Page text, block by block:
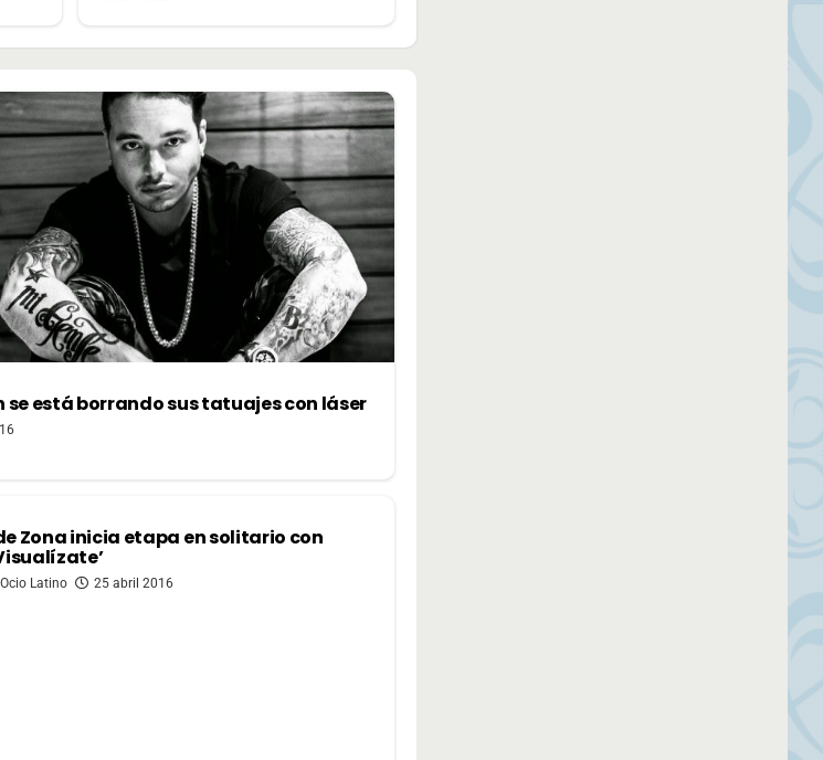
se está borrando sus tatuajes con láser
Zona inicia etapa en solitario con
Latino 25 abril 2016